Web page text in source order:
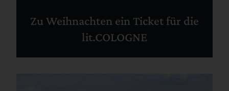
Zu Weihnachten ein Ticket für die
lit.COLOGNE